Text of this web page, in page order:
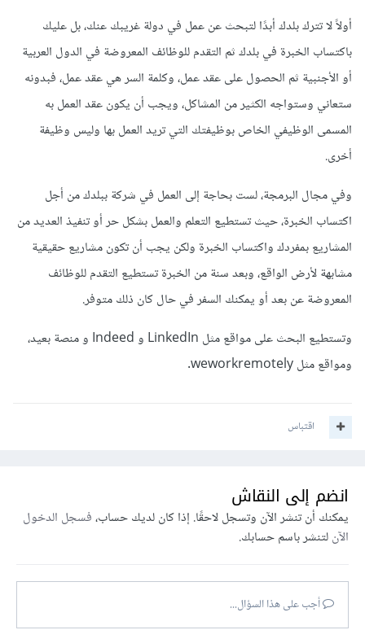
أولاً لا تترك بلدك أبدًا لتبحث عن عمل في دولة غريبك عنك، بل عليك
باكتساب الخبرة في بلدك ثم التقدم للوظائف المعروضة في الدول العربية
أو الأجنبية ثم الحصول على عقد عمل، وكلمة السر هي عقد عمل، فبدونه
ستعاني وستواجه الكثير من المشاكل، ويجب أن يكون عقد العمل به
المسمى الوظيفي الخاص بوظيفتك التي تريد العمل بها وليس وظيفة
أخرى.
وفي مجال البرمجة، لست بحاجة إلى العمل في شركة ببلدك من أجل
اكتساب الخبرة، حيث تستطيع التعلم والعمل بشكل حر أو تنفيذ العديد من
المشاريع بمفردك واكتساب الخبرة ولكن يجب أن تكون مشاريع حقيقية
مشابهة لأرض الواقع، وبعد سنة من الخبرة تستطيع التقدم للوظائف
المعروضة عن بعد أو يمكنك السفر في حال كان ذلك متوفر.
وتستطيع البحث على مواقع مثل LinkedIn و Indeed و منصة بعيد،
ومواقع مثل weworkremotely.
اقتباس
انضم إلى النقاش
يمكنك أن تنشر الآن وتسجل لاحقًا. إذا كان لديك حساب،فسجل الدخول
الآنلتنشر باسم حسابك.
أجب على هذا السؤال...